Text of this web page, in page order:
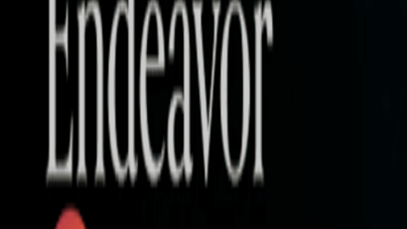
Who we are
AT PARTNERSが提供するファンド・オブ・ファンズを活用した
オープンイノベーション活動のフロー